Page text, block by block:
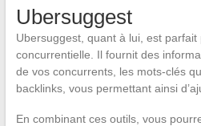
Ubersuggest
Ubersuggest, quant à lui, est parfait
concurrentielle. Il fournit des
de vos concurrents, les mots-clés
backlinks, vous permettant ainsi
En combinant ces outils, vous